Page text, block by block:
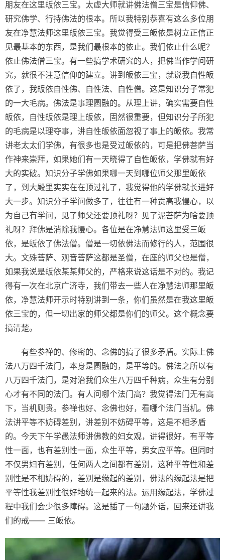
朋友在这里皈依三宝。太虚大师就讲佛法僧三宝是信仰佛、
研究佛学、行持佛法的根本。所以我特别恭喜有这么多位朋
友在净慧法师这里皈依三宝。我觉得受三皈依是树立正信正
见最基本的东西，是我们最根本的依止。我们依止什么呢？
依止佛法僧三宝。有一些搞学术研究的人，把佛当作学问研
究，就很不注意信仰的建立。讲到皈依三宝，就说我自性皈
依了，我皈依自性佛、自性法、自性僧。这是知识分子常犯
的一大毛病。佛法是事理圆融的。从理上讲，确实需要自性
皈依，自性皈依是理上皈依，固然很重要，但知识分子所犯
的毛病是以理夺事，讲自性皈依面忽视了事上的皈依。我常
讲老太太们学佛，有很多也是受过皈依的，可是把佛菩萨当
作神来崇拜，如果她们有一天晓得了自性皈依，学佛就有好
大的实破。知识分子学佛如果哪一天到哪位师父那里皈依
了，到大殿里实实在在顶过礼了，我觉得他的学佛就长进好
大一步。知识分子学问做多了，往往有一种贡高我慢心，以
为自己有学问，见了师父还要顶礼呀？见了泥菩萨为啥要顶
礼呀？拜佛是消除我慢心。各位是在净慧法师这里受三皈
依，是皈依了佛法僧。僧是一切依佛法而修行的人，范围很
大。文殊菩萨、观音菩萨这都是圣僧，在座的师父也是僧，
如果我说是皈依某某师父的，严格来说这话是不对的。我记
得有一次在北京广济寺，我们带去一些人在净慧法师那里皈
依，净慧法师开示时特别讲到一条，你们虽然是在我这里皈
依三宝的，但一切出家的师父都是你们的师父。这个概念要
搞清楚。
有些参禅的、修密的、念佛的搞了很多矛盾。实际上佛
法八万四千法门，本身是圆融的，是平等的。佛法之所以有
八万四千法门，是对治我们众生八万四千种病，众生有分别
心才有不同的法门。有人问哪个法门高？我觉得法门无有高
下，当机则贵。参禅也好、念佛也好，看哪个法门当机。佛
法讲平等不妨碍差别，讲差别不妨碍平等，这是不相矛盾
的。今天下午学愚法师讲佛教的妇女观，讲得很好，有平等
性一面，也有差别性一面，众生平等，男女应平等。但同时
不仅男妇有差别，任何两人之间都有差别，这种平等性和差
别性是不相妨碍的，差别是缘起的差别，佛法的缘起法是把
平等性我差别性很好地统一起来的法。运用缘起法，学佛过
程中我们会少很多障碍。这是插了一句题外话，回来还讲我
们的戒—— 三皈依。